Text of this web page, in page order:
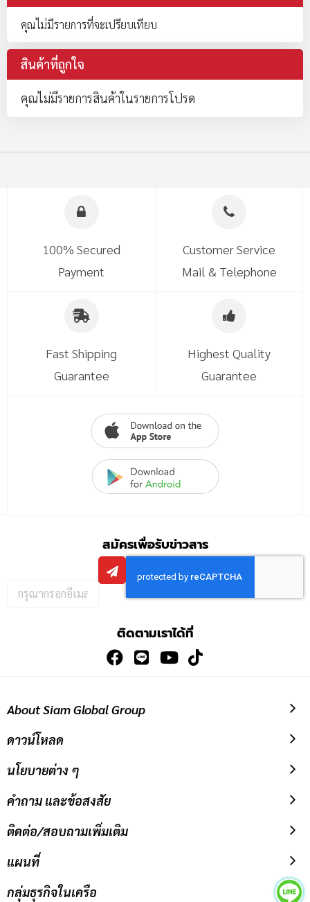
คุณไม่มีรายการที่จะเปรียบเทียบ
สินค้าที่ถูกใจ
คุณไม่มีรายการสินค้าในรายการโปรด
100% Secured
Payment
Customer Service
Mail & Telephone
Fast Shipping
Guarantee
Highest Quality
Guarantee
สมัครเพื่อรับข่าวสาร
กรอก
อีเมล
ติดตามเราได้ที่
About Siam Global Group
ดาวน์โหลด
นโยบายต่าง ๆ
คำถาม และข้อสงสัย
ติดต่อ/สอบถามเพิ่มเติม
แผนที่
กลุ่มธุรกิจในเครือ